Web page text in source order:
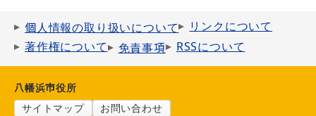
個人情報の取り扱いについて
リンクについて
著作権について
免責事項 RSSについて
八幡浜市役所
サイトマップ
お問い合わせ